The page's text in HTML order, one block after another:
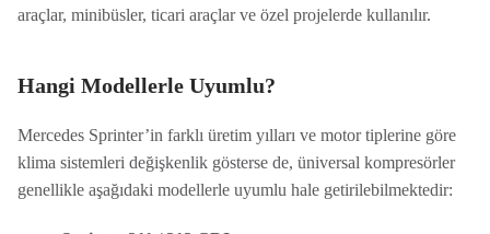
araçlar, minibüsler, ticari araçlar ve özel projelerde kullanılır.
Hangi Modellerle Uyumlu?
Mercedes Sprinter’in farklı üretim yılları ve motor tiplerine göre
klima sistemleri değişkenlik gösterse de, üniversal kompresörler
genellikle aşağıdaki modellerle uyumlu hale getirilebilmektedir: